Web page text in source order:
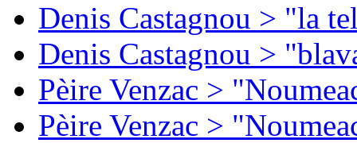
Denis Castagnou > "la
Denis Castagnou >
Pèire Venzac >
Pèire Venzac >